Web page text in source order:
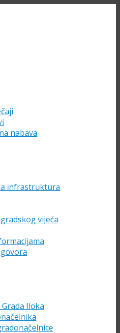
nabava
infrastruktura
vijeća
Iloka